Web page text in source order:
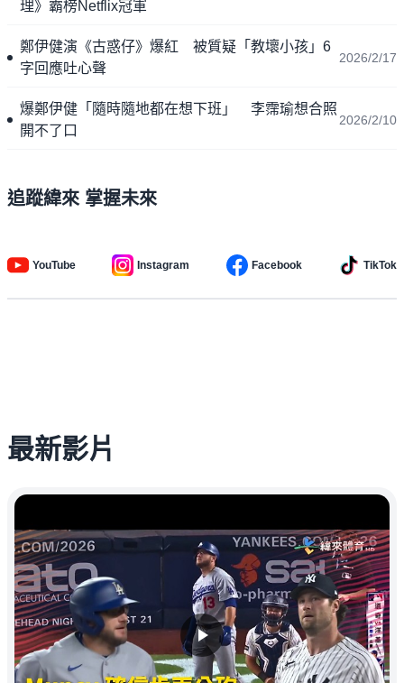
理》霸榜Netflix冠軍
鄭伊健演《古惑仔》爆紅 被質疑「教壞小孩」6
字回應吐心聲
2026/2/17
爆鄭伊健「隨時隨地都在想下班」 李霈瑜想合照
開不了口
2026/2/10
追蹤緯來 掌握未來
YouTube Instagram Facebook TikTok
最新影片